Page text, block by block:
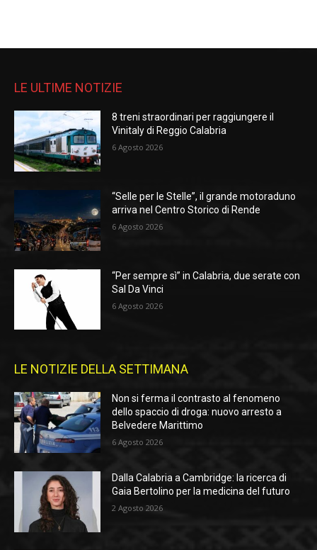
LE ULTIME NOTIZIE
8 treni straordinari per raggiungere il
Vinitaly di Reggio Calabria
6 Agosto 2026
“Selle per le Stelle”, il grande motoraduno
arriva nel Centro Storico di Rende
6 Agosto 2026
“Per sempre sì” in Calabria, due serate con
Sal Da Vinci
6 Agosto 2026
LE NOTIZIE DELLA SETTIMANA
Non si ferma il contrasto al fenomeno
dello spaccio di droga: nuovo arresto a
Belvedere Marittimo
6 Agosto 2026
Dalla Calabria a Cambridge: la ricerca di
Gaia Bertolino per la medicina del futuro
2 Agosto 2026